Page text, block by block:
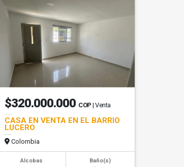
$320.000.000 COP | Venta
CASA EN VENTA EN EL BARRIO
LUCERO
Colombia
Alcobas Baño(s)